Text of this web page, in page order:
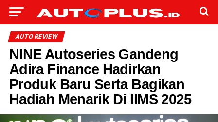
AUTO REVIEW
NINE Autoseries Gandeng
Adira Finance Hadirkan
Produk Baru Serta Bagikan
Hadiah Menarik Di IIMS 2025